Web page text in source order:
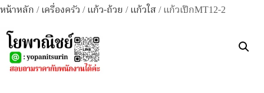
หน้าหลัก/เครื่องครัว/แก้ว-ถ้วย /แก้วใส/ แก้วเป๊กMT12-2